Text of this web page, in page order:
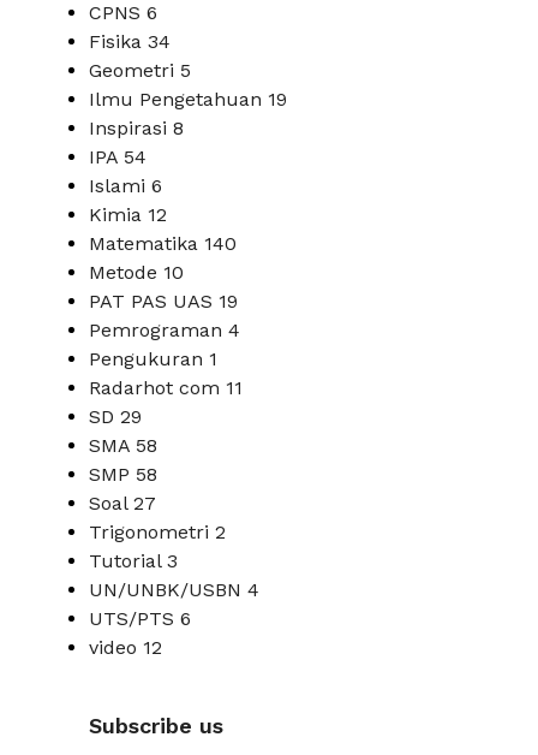
CPNS 6
Fisika 34
Geometri 5
Ilmu Pengetahuan 19
Inspirasi 8
IPA 54
Islami 6
Kimia 12
Matematika 140
Metode 10
PAT PAS UAS 19
Pemrograman 4
Pengukuran 1
Radarhot com 11
SD 29
SMA 58
SMP 58
Soal 27
Trigonometri 2
Tutorial 3
UN/UNBK/USBN 4
UTS/PTS 6
video 12
Subscribe us